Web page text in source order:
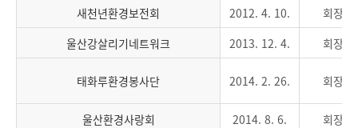
새천년환경보전회
2012. 4. 10.
회장
울산강살리기네트워크
2013. 12. 4. 회장
태화루환경봉사단 2014. 2. 26. 회장
울산환경사랑회 2014. 8. 6. 회장